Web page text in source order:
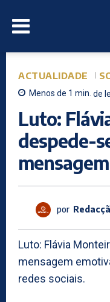
ACTUALIDADE
Menos de 1 min. de
Luto:
despede-
por
Luto: Flávia
mensagem
redes sociais.